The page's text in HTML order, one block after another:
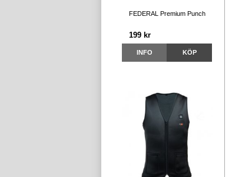
FEDERAL Premium Punch
199 kr
INFO KÖP